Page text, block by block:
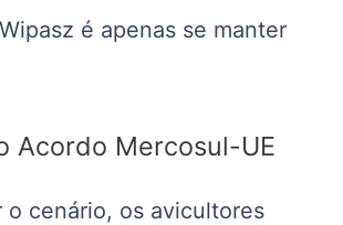
é apenas se manter
Acordo Mercosul-UE
o cenário, os avicultores